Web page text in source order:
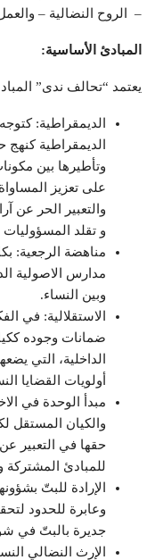
– الروح النضالية –
المبادئ الأساسية:
يعتمد “تحالف ندى”
الديمقراطية:
الديمقراطية كنهج
وتأطيرها بين
على تعزيز
والتعبير الحر عن
و تقلد المسؤوليات
مناهضة الرجعية:
مدارس الاصولية
وبين النساء.
الاستقلالية: في
ضمانات وجوده
الداخلية، التي
أولويات القضايا
مبدأ الوحدة في
والكيان المستقل
حقها في التعبير
للمبادئ المشتركة
الإرادة للبتّ
وعابرة للحدود
جديرة بالبتّ في
الإرث النضالي